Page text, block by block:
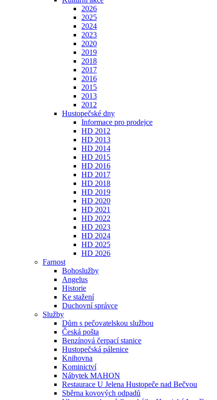
2026
2025
2024
2023
2020
2019
2018
2017
2016
2015
2013
2012
Hustopečské dny
Informace pro prodejce
HD 2012
HD 2013
HD 2014
HD 2015
HD 2016
HD 2017
HD 2018
HD 2019
HD 2020
HD 2021
HD 2022
HD 2023
HD 2024
HD 2025
HD 2026
Farnost
Bohoslužby
Angelus
Historie
Ke stažení
Duchovní správce
Služby
Dům s pečovatelskou službou
Česká pošta
Benzínová čerpací stanice
Hustopečská pálenice
Knihovna
Kominictví
Nábytek MAHON
Restaurace U Jelena Hustopeče nad Bečvou
Sběrna kovových odpadů